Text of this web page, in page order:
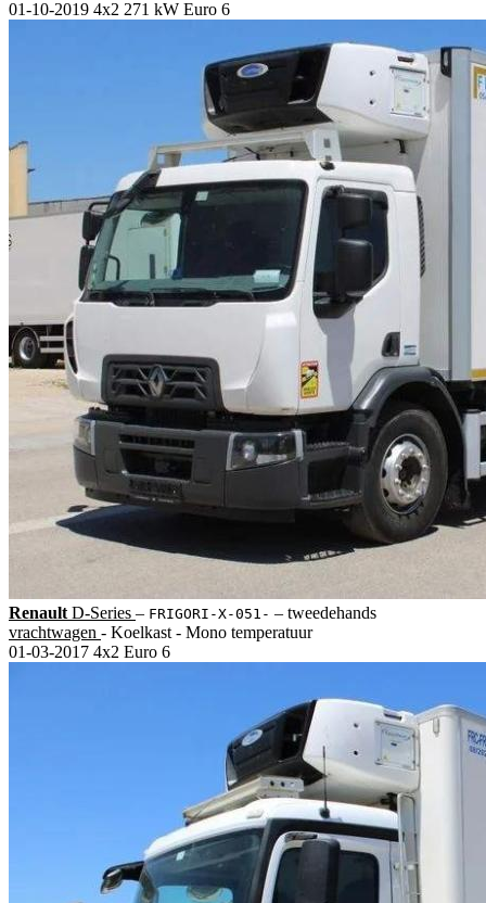
01-10-2019 4x2 271 kW Euro 6
Renault D-Series ‒ FRIGORI-X-051- ‒ tweedehands
vrachtwagen - Koelkast - Mono temperatuur
01-03-2017 4x2 Euro 6